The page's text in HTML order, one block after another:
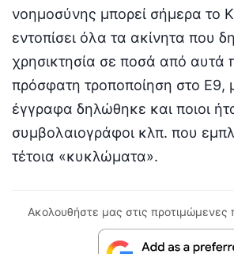
νοημοσύνης μπορεί σήμερα το
εντοπίσει όλα τα ακίνητα που
χρησικτησία σε ποσά από αυτά
πρόσφατη τροποποίηση στο Ε9,
έγγραφα δηλώθηκε και ποιοι
συμβολαιογράφοι κλπ. που
τέτοια «κυκλώματα».
Ακολουθήστε μας στις προτιμώμενες